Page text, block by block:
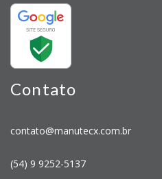
Contato
contato@manutecx.com.br
(54) 9 9252-5137